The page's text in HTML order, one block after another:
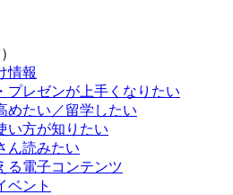
情報
プレゼンが上手くなりたい
めたい／留学したい
い方が知りたい
ん読みたい
る電子コンテンツ
ベント